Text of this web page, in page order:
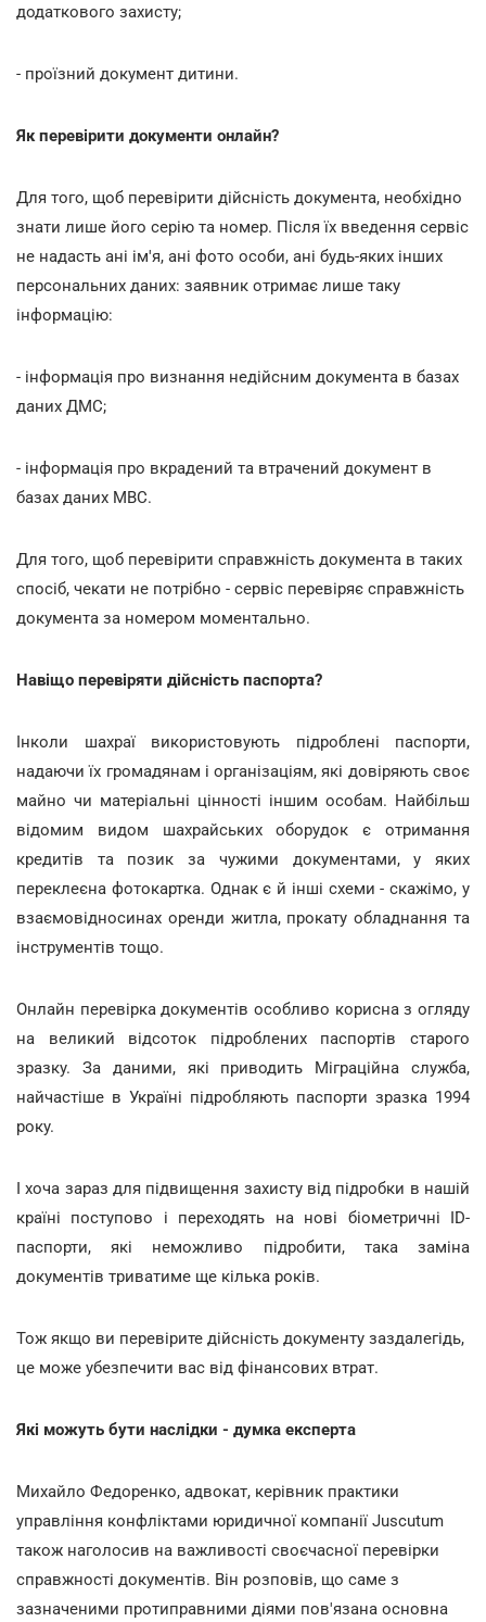
додаткового захисту;
- проїзний документ дитини.
Як перевірити документи онлайн?
Для того, щоб перевірити дійсність документа, необхідно
знати лише його серію та номер. Після їх введення сервіс
не надасть ані ім'я, ані фото особи, ані будь-яких інших
персональних даних: заявник отримає лише таку
інформацію:
- інформація про визнання недійсним документа в базах
даних ДМС;
- інформація про вкрадений та втрачений документ в
базах даних МВС.
Для того, щоб перевірити справжність документа в таких
спосіб, чекати не потрібно - сервіс перевіряє справжність
документа за номером моментально.
Навіщо перевіряти дійсність паспорта?
Інколи шахраї використовують підроблені паспорти,
надаючи їх громадянам і організаціям, які довіряють своє
майно чи матеріальні цінності іншим особам. Найбільш
відомим видом шахрайських оборудок є отримання
кредитів та позик за чужими документами, у яких
переклеєна фотокартка. Однак є й інші схеми - скажімо, у
взаємовідносинах оренди житла, прокату обладнання та
інструментів тощо.
Онлайн перевірка документів особливо корисна з огляду
на великий відсоток підроблених паспортів старого
зразку. За даними, які приводить Міграційна служба,
найчастіше в Україні підробляють паспорти зразка 1994
року.
І хоча зараз для підвищення захисту від підробки в нашій
країні поступово і переходять на нові біометричні ID-
паспорти, які неможливо підробити, така заміна
документів триватиме ще кілька років.
Тож якщо ви перевірите дійсність документу заздалегідь,
це може убезпечити вас від фінансових втрат.
Які можуть бути наслідки - думка експерта
Михайло Федоренко, адвокат, керівник практики
управління конфліктами юридичної компанії Juscutum
також наголосив на важливості своєчасної перевірки
справжності документів. Він розповів, що саме з
зазначеними протиправними діями пов'язана основна